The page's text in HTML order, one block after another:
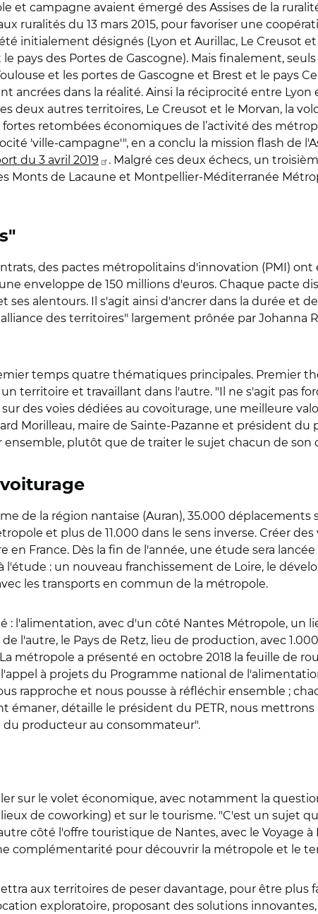
et campagne avaient émergé des Assises de la
ruralités du 13 mars 2015, pour favoriser une
initialement désignés (Lyon et Aurillac, Le Creusot
pays des Portes de Gascogne). Mais finalement,
et les portes de Gascogne et Brest et le pays
ancrées dans la réalité. Ainsi la réciprocité entre
deux autres territoires, Le Creusot et le Morvan, la
retombées économiques de l’activité des
'ville-campagne'", en a conclu la mission flash de
du 3 avril 2019
. Malgré ces deux échecs, un
Monts de Lacaune et Montpellier-Méditerranée
des pactes métropolitains d'innovation (PMI)
enveloppe de 150 millions d'euros. Chaque pacte
ses alentours. Il s'agit ainsi d'ancrer dans la durée et
des territoires" largement prônée par Johanna
temps quatre thématiques principales. Premier
territoire et travaillant dans l'autre. "Il ne s'agit pas
des voies dédiées au covoiturage, une meilleure
Morilleau, maire de Sainte-Pazanne et président
ensemble, plutôt que de traiter le sujet chacun de son
de la région nantaise (Auran), 35.000
et plus de 11.000 dans le sens inverse. Créer
en France. Dès la fin de l'année, une étude sera
l'étude : un nouveau franchissement de Loire, le
les transports en commun de la métropole.
: l'alimentation, avec d'un côté Nantes Métropole, un
l'autre, le Pays de Retz, lieu de production, avec
métropole a présenté en octobre 2018 la feuille de
l'appel à projets du Programme national de
rapproche et nous pousse à réfléchir ensemble ;
détaille le président du PETR, nous
producteur au consommateur".
sur le volet économique, avec notamment la
de coworking) et sur le tourisme. "C'est un sujet
côté l'offre touristique de Nantes, avec le Voyage
complémentarité pour découvrir la métropole et le
aux territoires de peser davantage, pour être plus
exploratoire, proposant des solutions